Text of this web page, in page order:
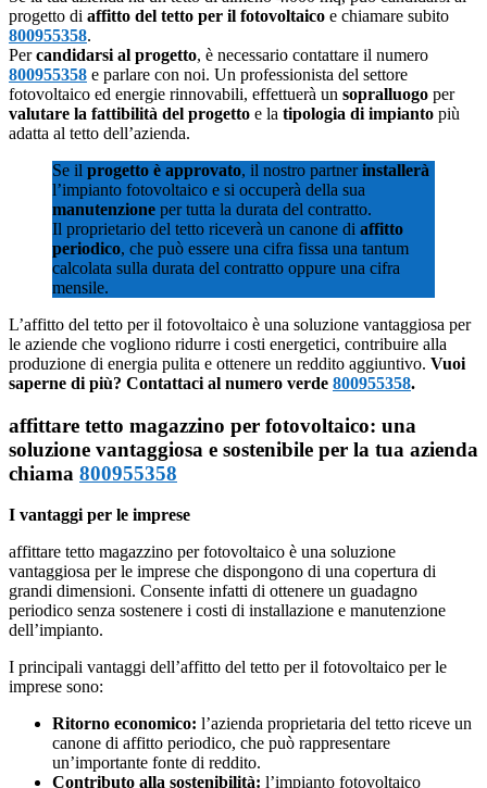
progetto di affitto del tetto per il fotovoltaico e chiamare subito
800955358.
Percandidarsi al progetto, è necessario contattare il numero
800955358 e parlare con noi. Un professionista del settore
fotovoltaico ed energie rinnovabili, effettuerà un sopralluogo per
valutare la fattibilità del progetto e la tipologia di impianto più
adatta al tetto dell’azienda.
Se il progetto è approvato, il nostro partnerinstallerà
l’impianto fotovoltaico e si occuperà della sua
manutenzione per tutta la durata del contratto.
Il proprietario del tetto riceverà un canone di affitto
periodico, che può essere una cifra fissa una tantum
calcolata sulla durata del contratto oppure una cifra
mensile.
L’affitto del tetto per il fotovoltaico è una soluzione vantaggiosa per
le aziende che vogliono ridurre i costi energetici, contribuire alla
produzione di energia pulita e ottenere un reddito aggiuntivo. Vuoi
saperne di più? Contattaci al numero verde 800955358.
affittare tetto magazzino per fotovoltaico: una
soluzione vantaggiosa e sostenibile per la tua azienda
chiama 800955358
I vantaggi per le imprese
affittare tetto magazzino per fotovoltaico è una soluzione
vantaggiosa per le imprese che dispongono di una copertura di
grandi dimensioni. Consente infatti di ottenere un guadagno
periodico senza sostenere i costi di installazione e manutenzione
dell’impianto.
I principali vantaggi dell’affitto del tetto per il fotovoltaico per le
imprese sono:
Ritorno economico: l’azienda proprietaria del tetto riceve un
canone di affitto periodico, che può rappresentare
un’importante fonte di reddito.
Contributo alla sostenibilità: l’impianto fotovoltaico